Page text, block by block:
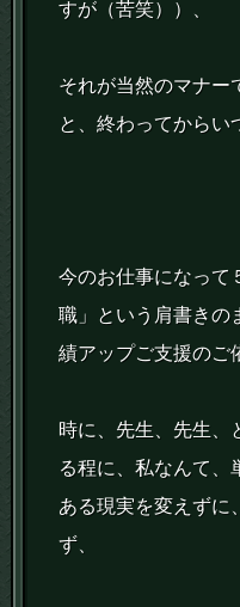
すが（苦笑））、
それが当然のマナー
と、終わってからい
今のお仕事になって
職」という肩書きの
績アップご支援のご
時に、先生、先生、
る程に、私なんて、
ある現実を変えずに
ず、